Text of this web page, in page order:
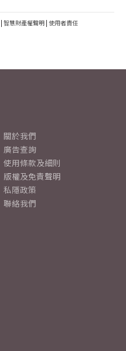
| 智慧財產權聲明 | 使用者責任
關於我們
廣告查詢
使用條款及細則
版權及免責聲明
私隱政策
聯絡我們